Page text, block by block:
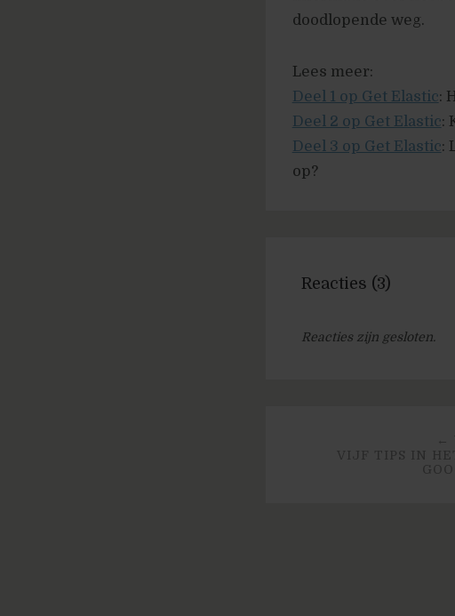
doodlopende weg.
Lees meer:
Deel 1 op Get Elastic:
Deel 2 op Get Elastic:
Deel 3 op Get Elastic:
op?
Reacties (3)
Reacties zijn gesloten.
←
VIJF TIPS IN